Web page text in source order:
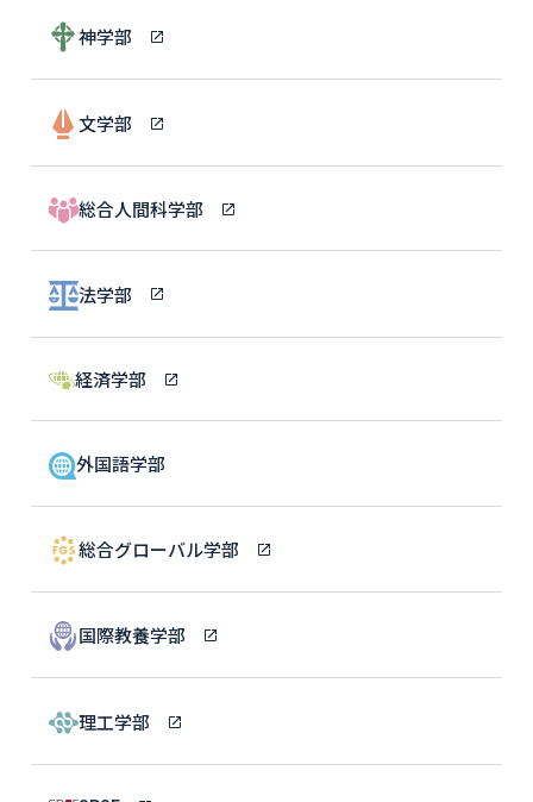
神学部
文学部
総合人間科学部
法学部
経済学部
外国語学部
総合グローバル学部
国際教養学部
理工学部